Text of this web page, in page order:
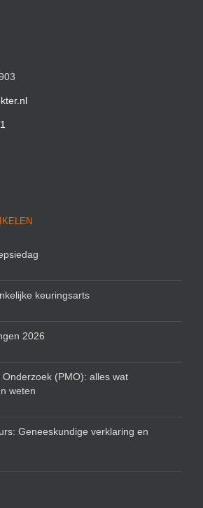
keuringsarts
2026
(PMO): alles wat
weten
Geneeskundige verklaring en